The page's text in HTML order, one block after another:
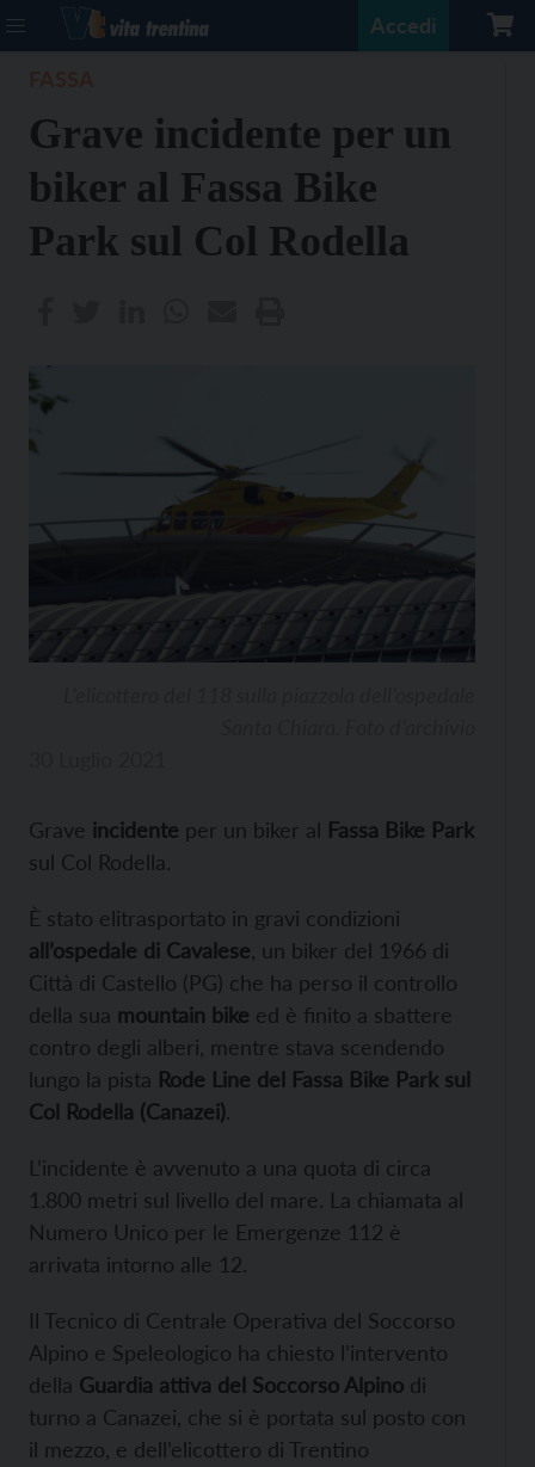
Accedi
Grave incidente per un
biker al Fassa Bike
Park sul Col Rodella
Grave incidente per un biker al Fassa Bike Park
sul Col Rodella.
È stato elitrasportato in gravi condizioni
all’ospedale di Cavalese , un biker del 1966 di
Città di Castello (PG) che ha perso il controllo
della sua mountain bike ed è finito a sbattere
contro degli alberi, mentre stava scendendo
lungo la pista Rode Line del Fassa Bike Park sul
Col Rodella (Canazei).
L’incidente è avvenuto a una quota di circa
1.800 metri sul livello del mare. La chiamata al
Numero Unico per le Emergenze 112 è
arrivata intorno alle 12.
Il Tecnico di Centrale Operativa del Soccorso
Alpino e Speleologico ha chiesto l’intervento
della Guardia attiva del Soccorso Alpino di
turno a Canazei, che si è portata sul posto con
il mezzo, e dell’elicottero di Trentino